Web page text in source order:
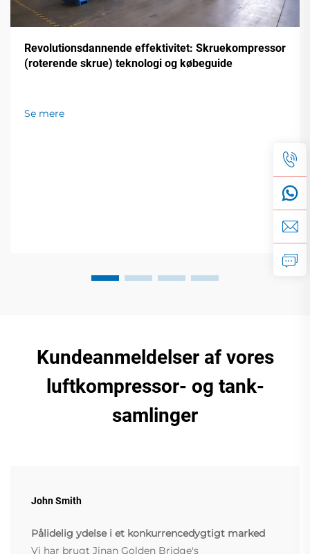
Revolutionsdannende effektivitet: Skruekompressor
(roterende skrue) teknologi og købeguide
Se mere
Kundeanmeldelser af vores
luftkompressor- og tank-
samlinger
John Smith
Pålidelig ydelse i et konkurrencedygtigt marked
Vi har brugt Jinan Golden Bridge's